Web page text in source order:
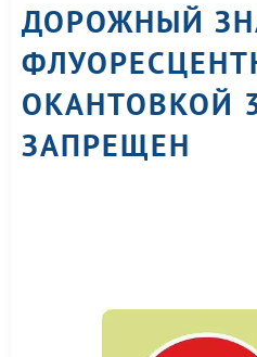
ДОРОЖНЫЙ
ОКАНТОВКОЙ
ЗАПРЕЩЕН